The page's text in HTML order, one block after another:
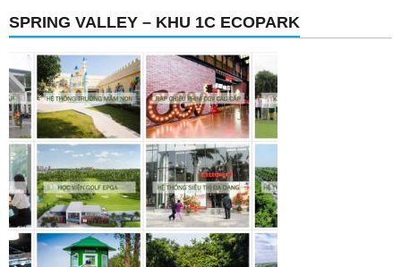
SPRING VALLEY – KHU 1C ECOPARK